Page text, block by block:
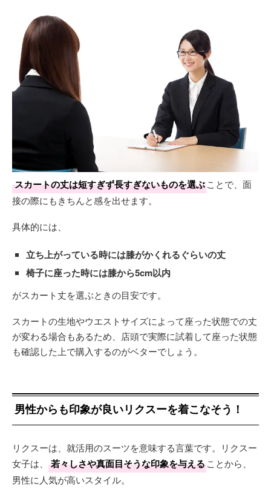
スカートの丈は短すぎず長すぎないものを選ぶことで、面
接の際にもきちんと感を出せます。
具体的には、
立ち上がっている時には膝がかくれるぐらいの丈
椅子に座った時には膝から5cm以内
がスカート丈を選ぶときの目安です。
スカートの生地やウエストサイズによって座った状態での丈
が変わる場合もあるため、店頭で実際に試着して座った状態
も確認した上で購入するのがベターでしょう。
男性からも印象が良いリクスーを着こなそう！
リクスーは、就活用のスーツを意味する言葉です。リクスー
女子は、
若々しさや真面目そうな印象を与えることから、
男性に人気が高いスタイル。